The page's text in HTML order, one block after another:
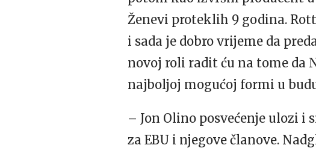
Ženevi proteklih 9 godina.
i sada je dobro vrijeme da
novoj roli radit ću na tome da
najboljoj mogućoj formi u
– Jon Olino posvećenje ulozi
za EBU i njegove članove.